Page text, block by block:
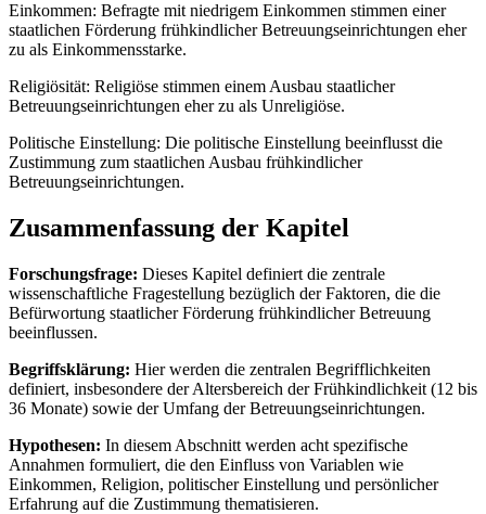
Einkommen: Befragte mit niedrigem Einkommen stimmen einer
staatlichen Förderung frühkindlicher Betreuungseinrichtungen eher
zu als Einkommensstarke.
Religiösität: Religiöse stimmen einem Ausbau staatlicher
Betreuungseinrichtungen eher zu als Unreligiöse.
Politische Einstellung: Die politische Einstellung beeinflusst die
Zustimmung zum staatlichen Ausbau frühkindlicher
Betreuungseinrichtungen.
Zusammenfassung der Kapitel
Forschungsfrage: Dieses Kapitel definiert die zentrale
wissenschaftliche Fragestellung bezüglich der Faktoren, die die
Befürwortung staatlicher Förderung frühkindlicher Betreuung
beeinflussen.
Begriffsklärung: Hier werden die zentralen Begrifflichkeiten
definiert, insbesondere der Altersbereich der Frühkindlichkeit (12 bis
36 Monate) sowie der Umfang der Betreuungseinrichtungen.
Hypothesen: In diesem Abschnitt werden acht spezifische
Annahmen formuliert, die den Einfluss von Variablen wie
Einkommen, Religion, politischer Einstellung und persönlicher
Erfahrung auf die Zustimmung thematisieren.